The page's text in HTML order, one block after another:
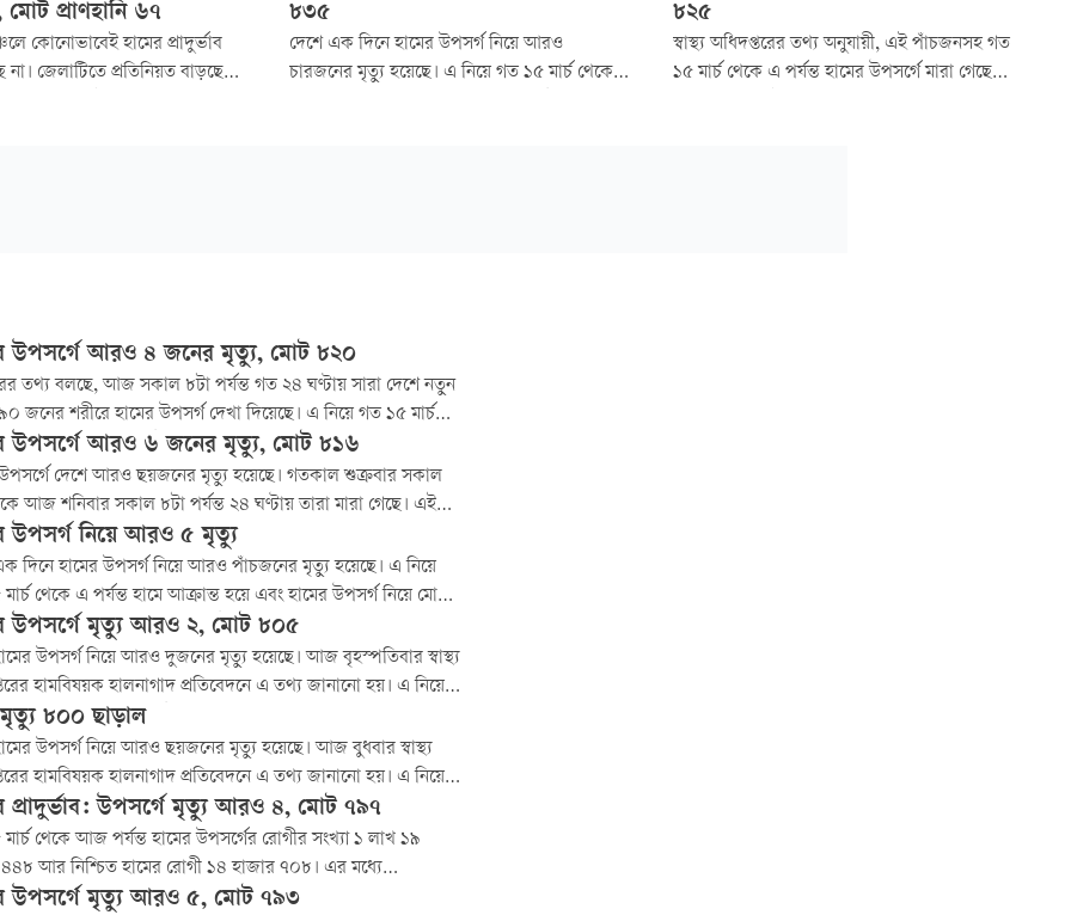
প্রাণহানি ৬৭
কোনোভাবেই হামের প্রাদুর্ভাব
না। জেলাটিতে প্রতিনিয়ত বাড়ছে
৮৩৫
দেশে এক দিনে হামের উপসর্গ নিয়ে আরও
চারজনের মৃত্যু হয়েছে। এ নিয়ে গত ১৫ মার্চ থেকে
৮২৫
স্বাস্থ্য অধিদপ্তরের তথ্য অনুযায়ী, এই পাঁচজনসহ গত
১৫ মার্চ থেকে এ পর্যন্ত হামের উপসর্গে মারা গেছে
উপসর্গে আরও ৪ জনের মৃত্যু, মোট ৮২০
তথ্য বলছে, আজ সকাল ৮টা পর্যন্ত গত ২৪ ঘণ্টায় সারা দেশে নতুন
জনের শরীরে হামের উপসর্গ দেখা দিয়েছে। এ নিয়ে গত ১৫ মার্চ
পর্যন্ত দেশে হামের উপসর্গ দেখা গেল ১ লাখ ২৩ হাজার ৭৫৩
২৪ ঘণ্টায় ল্যাব পরীক্ষায় নতুন করে আরও ১০৭ জনের শরীরে হাম
এ নিয়ে ১৫ মার্চ থেকে আজ
উপসর্গে আরও ৬ জনের মৃত্যু, মোট ৮১৬
উপসর্গে দেশে আরও ছয়জনের মৃত্যু হয়েছে। গতকাল শুক্রবার সকাল
আজ শনিবার সকাল ৮টা পর্যন্ত ২৪ ঘণ্টায় তারা মারা গেছে। এই
জেলার বাসিন্দা বলে জানিয়েছে স্বাস্থ্য অধিদপ্তর।
উপসর্গ নিয়ে আরও ৫ মৃত্যু
দিনে হামের উপসর্গ নিয়ে আরও পাঁচজনের মৃত্যু হয়েছে। এ নিয়ে
থেকে এ পর্যন্ত হামে আক্রান্ত হয়ে এবং হামের উপসর্গ নিয়ে মোট
মৃত্যু হলো। এর মধ্যে হামের উপসর্গ নিয়ে ৭১৫ জন মারা গেছে।
মারা গেছে ৯৫ জন।
উপসর্গে মৃত্যু আরও ২, মোট ৮০৫
উপসর্গ নিয়ে আরও দুজনের মৃত্যু হয়েছে। আজ বৃহস্পতিবার স্বাস্থ্য
হামবিষয়ক হালনাগাদ প্রতিবেদনে এ তথ্য জানানো হয়। এ নিয়ে
থেকে হাম ও হামের উপসর্গে ৮০৫ জনের মৃত্যু হলো। এর মধ্যে
নিয়ে ৭১০ জন এবং নিশ্চিত হামে ৯৫ জন মারা গেছে।
মৃত্যু ৮০০ ছাড়াল
উপসর্গ নিয়ে আরও ছয়জনের মৃত্যু হয়েছে। আজ বুধবার স্বাস্থ্য
হামবিষয়ক হালনাগাদ প্রতিবেদনে এ তথ্য জানানো হয়। এ নিয়ে
থেকে হাম ও হামের উপসর্গে ৮০৩ জনের মৃত্যু হলো। এর মধ্যে
নিয়ে ৭০৮ জন এবং নিশ্চিত হামে ৯৫ জন মারা গেছে।
প্রাদুর্ভাব: উপসর্গে মৃত্যু আরও ৪, মোট ৭৯৭
থেকে আজ পর্যন্ত হামের উপসর্গের রোগীর সংখ্যা ১ লাখ ১৯
আর নিশ্চিত হামের রোগী ১৪ হাজার ৭০৮। এর মধ্যে
ভর্তি হয়েছে ১ লাখ ২ হাজার ২৪৪ জন, যাদের মধ্যে ৯৮ হাজার
উপসর্গে মৃত্যু আরও ৫, মোট ৭৯৩